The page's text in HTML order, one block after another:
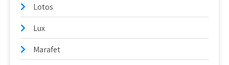
Lotos
Lux
Marafet